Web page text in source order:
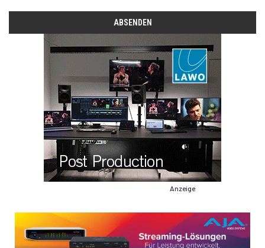
Anzeige